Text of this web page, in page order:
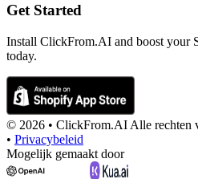
Get Started
Install ClickFrom.AI and boost your
today.
© 2026 • ClickFrom.AI Alle rechten
• Privacybeleid
Mogelijk gemaakt door